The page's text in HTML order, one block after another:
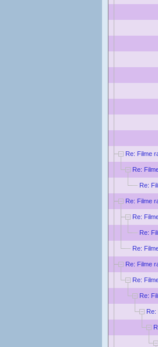
Re: Filme
Re:
Re:
Re: Filme
Re:
Re:
Re:
Re: Filme
Re:
Re:
Re: